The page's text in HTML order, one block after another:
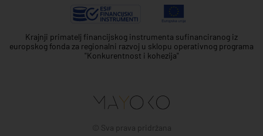
Krajnji primatelj financijskog instrumenta sufinanciranog iz
europskog fonda za regionalni razvoj u sklopu operativnog programa
"Konkurentnost i kohezija"
© Sva prava pridržana